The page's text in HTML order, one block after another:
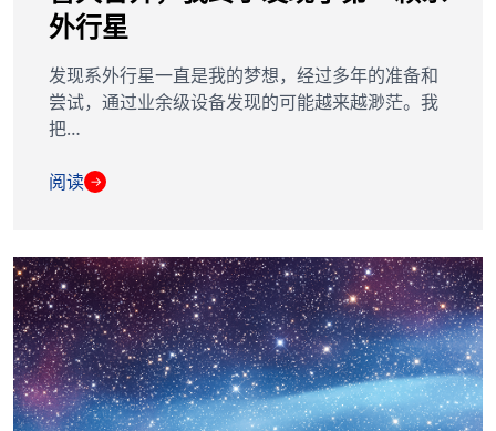
外行星
发现系外行星一直是我的梦想，经过多年的准备和
尝试，通过业余级设备发现的可能越来越渺茫。我
把…
阅读 →